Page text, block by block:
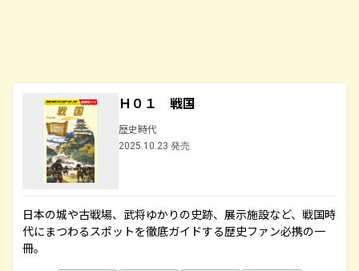
Ｈ０１ 戦国
歴史時代
2025.10.23 発売
日本の城や古戦場、武将ゆかりの史跡、展示施設など、戦国時
代にまつわるスポットを徹底ガイドする歴史ファン必携の一
冊。